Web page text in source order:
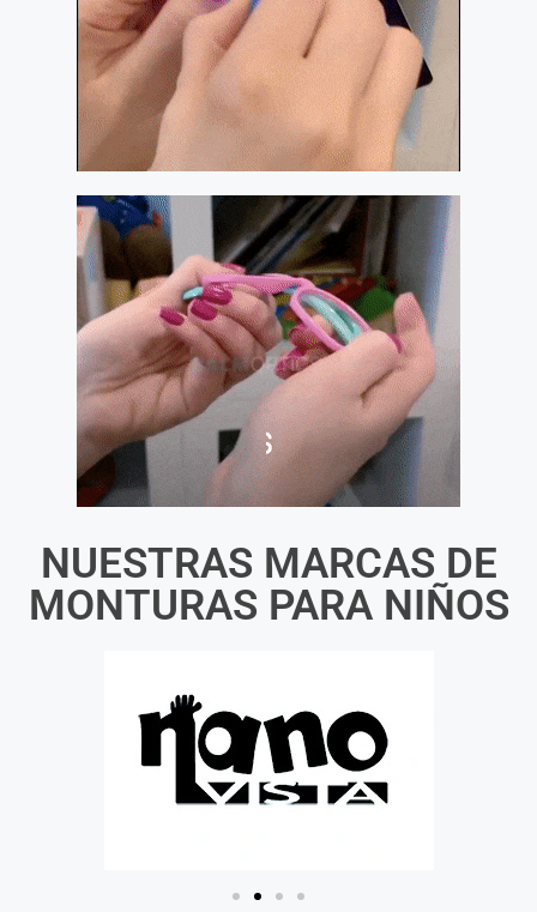
NUESTRAS MARCAS DE
MONTURAS PARA NIÑOS